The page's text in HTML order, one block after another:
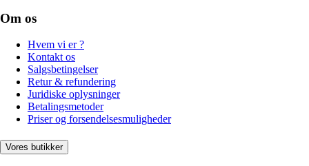
Om os
Hvem vi er ?
Kontakt os
Salgsbetingelser
Retur & refundering
Juridiske oplysninger
Betalingsmetoder
Priser og forsendelsesmuligheder
Vores butikker